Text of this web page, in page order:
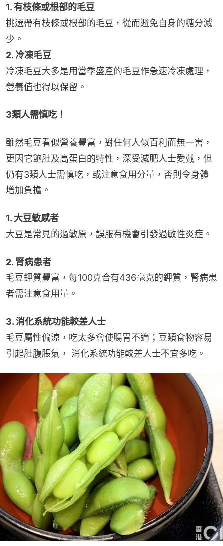
1. 有枝條或根部的毛豆
挑選帶有枝條或根部的毛豆，從而避免自身的糖分減
少。
2. 冷凍毛豆
冷凍毛豆大多是用當季盛產的毛豆作急速冷凍處理，
營養值也得以保留。
3類人需慎吃！
雖然毛豆看似營養豐富，對任何人似百利而無一害，
更因它飽肚及高蛋白的特性，深受減肥人士愛戴，但
仍有3類人士需慎吃，或注意食用分量，否則令身體
增加負擔。
1. 大豆敏感者
大豆是常見的過敏原，誤服有機會引發過敏性炎症。
2. 腎病患者
毛豆鉀質豐富，每100克合有436毫克的鉀質，腎病患
者需注意食用量。
3. 消化系統功能較差人士
毛豆屬性偏涼，吃太多會使腸胃不適；豆類食物容易
引起肚腹脹氣， 消化系統功能較差人士不宜多吃。